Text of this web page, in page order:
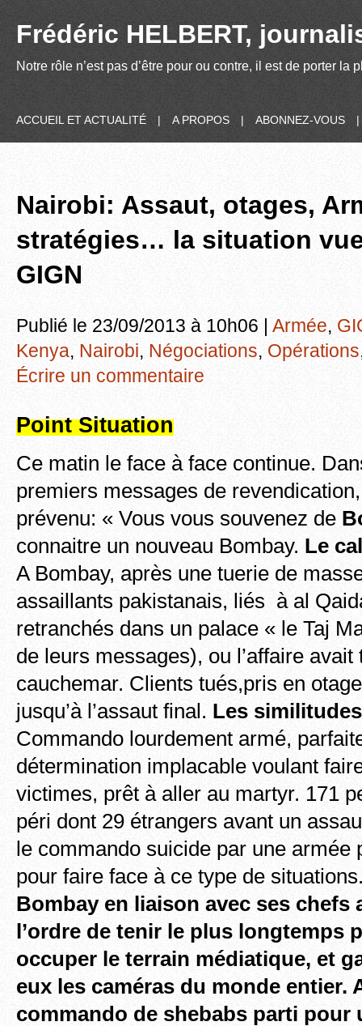
Frédéric HELBERT,
Notre rôle n’est pas d’être pour ou contre, il est de porter
ACCUEIL ET ACTUALITÉ | A PROPOS | ABONNEZ-VOUS |
Nairobi: Assaut, otages,
stratégies… la situation
GIGN
Publié le 23/09/2013 à 10h06 | Armée,
Kenya, Nairobi, Négociations, Opérations
Écrire un commentaire
Point Situation
Ce matin le face à face continue.
premiers messages de
prévenu: « Vous vous souvenez de
connaitre un nouveau Bombay. Le
A Bombay, après une tuerie de
assaillants pakistanais, liés à al
retranchés dans un palace « le Taj
de leurs messages), ou l’affaire avait
cauchemar. Clients tués,pris en
jusqu’à l’assaut final. Les
Commando lourdement armé,
détermination implacable voulant
victimes, prêt à aller au martyr. 171
péri dont 29 étrangers avant un
le commando suicide par une armée
pour faire face à ce type de
Bombay en liaison avec ses chefs
l’ordre de tenir le plus longtemps
occuper le terrain médiatique, et
eux les caméras du monde entier.
commando de shebabs parti pour